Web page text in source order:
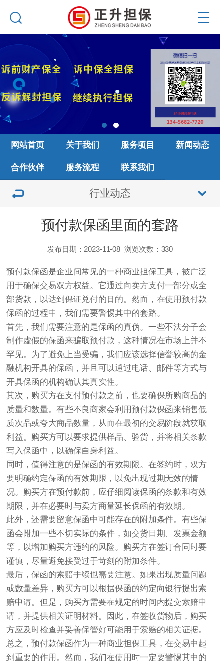
网站首页 关于我们 服务项目 新闻动态
合作伙伴 服务流程 联系我们
行业动态
预付款保函里面的套路
发布日期：2023-11-08 浏览次数：330
预付款保函是企业间常见的一种商业担保工具，被广泛
用于确保交易双方权益。它通过向卖方支付一部分或全
部货款，以达到保证兑付的目的。然而，在使用预付款
保函的过程中，我们需要警惕其中的套路。
首先，我们需要注意的是保函的真伪。一些不法分子会
制作虚假的保函来骗取预付款，这种情况在市场上并不
罕见。为了避免上当受骗，我们应该选择信誉较高的金
融机构开具的保函，并且可以通过电话、邮件等方式与
开具保函的机构确认其真实性。
其次，购买方在支付预付款之前，也要确保所购商品的
质量和数量。有些不良商家会利用预付款保函来销售低
质次品或夸大商品数量，从而在最初的交易阶段就获取
利益。购买方可以要求提供样品、验货，并将相关条款
写入保函中，以确保自身利益。
同时，值得注意的是保函的有效期限。在签约时，双方
要明确约定保函的有效期限，以免出现过期无效的情
况。购买方在预付款前，应仔细阅读保函的条款和有效
期限，并在必要时与卖方商量延长保函的有效期。
此外，还需要留意保函中可能存在的附加条件。有些保
函会附加一些不切实际的条件，如交货日期、发票金额
等，以增加购买方违约的风险。购买方在签订合同时要
谨慎，尽量避免接受过于苛刻的附加条件。
最后，保函的索赔手续也需要注意。如果出现质量问题
或数量差异，购买方可以根据保函的约定向银行提出索
赔申请。但是，购买方需要在规定的时间内提交索赔申
请，并提供相关证明材料。因此，在签收货物后，购买
方应及时检查并妥善保管好可能用于索赔的相关证据。
总之，预付款保函作为一种商业担保工具，在交易中起
到重要的作用。然而，我们在使用时一定要警惕其中的